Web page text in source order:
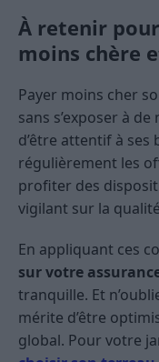
À retenir
moins chère
Payer moins cher
sans s’exposer à
d’être attentif à ses
régulièrement les
profiter des
vigilant sur la
En appliquant ces
sur votre
tranquille. Et
mérite d’être
global. Pour votre